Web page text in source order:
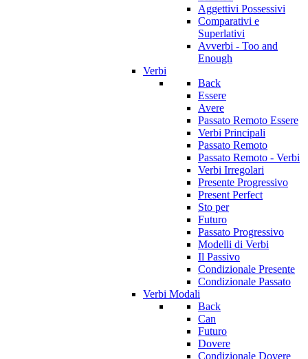
Aggettivi Possessivi
Comparativi e
Superlativi
Avverbi - Too and
Enough
Verbi
Back
Essere
Avere
Passato Remoto Essere
Verbi Principali
Passato Remoto
Passato Remoto - Verbi
Verbi Irregolari
Presente Progressivo
Present Perfect
Sto per
Futuro
Passato Progressivo
Modelli di Verbi
Il Passivo
Condizionale Presente
Condizionale Passato
Verbi Modali
Back
Can
Futuro
Dovere
Condizionale Dovere